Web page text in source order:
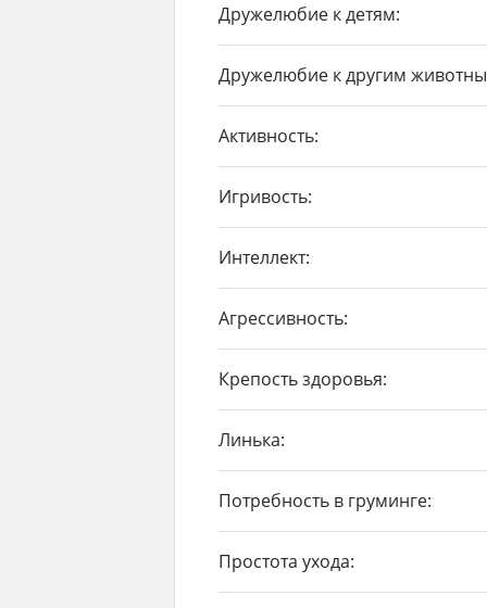
Дружелюбие к детям:
Дружелюбие к другим
Активность:
Игривость:
Интеллект:
Агрессивность:
Крепость здоровья:
Линька:
Потребность в груминге:
Простота ухода: